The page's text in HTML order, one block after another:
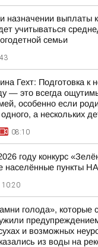
назначении выплаты
учитываться
семьи
Гехт: Подготовка к
— это всегда
особенно если
а нескольких
08:10
году конкурс
населённые пункты
10:20
голода», которые
и возможных
из воды на